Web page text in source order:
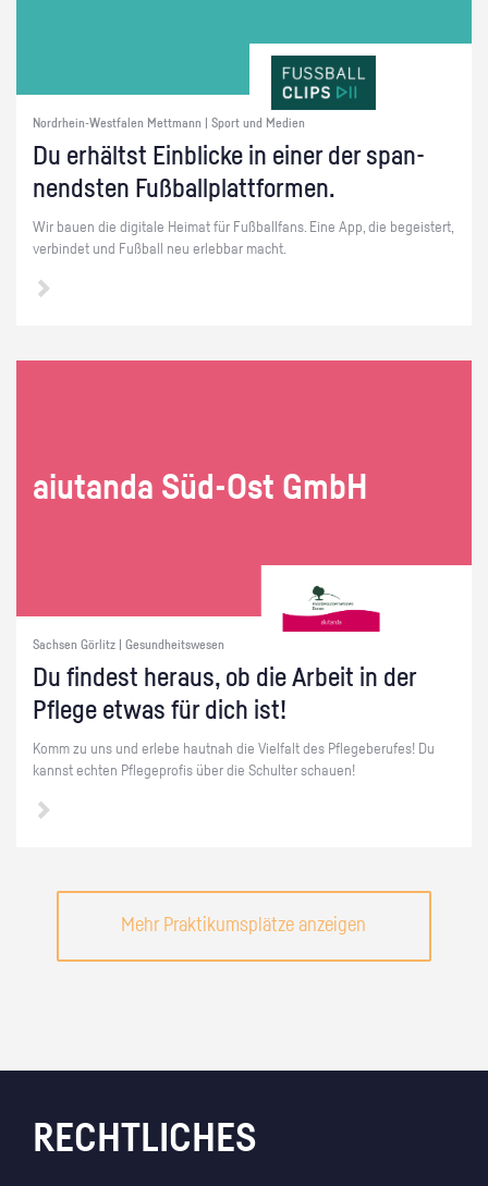
Nordrhein-Westfalen Mettmann | Sport und Medien
Du er­hältst Ein­bli­cke in einer der span­
nends­ten Fuß­ball­platt­for­men.
Wir bauen die di­gi­ta­le Hei­mat für Fuß­ball­fans. Eine App, die be­geis­tert,
ver­bin­det und Fuß­ball neu er­leb­bar macht.
ai­utan­da Süd-Ost GmbH
Sachsen Görlitz | Gesundheitswesen
Du fin­dest her­aus, ob die Ar­beit in der
Pfle­ge etwas für dich ist!
Komm zu uns und er­le­be haut­nah die Viel­falt des Pfle­ge­be­ru­fes! Du
kannst ech­ten Pfle­ge­pro­fis über die Schul­ter schau­en!
Mehr Praktikumsplätze anzeigen
RECHTLICHES